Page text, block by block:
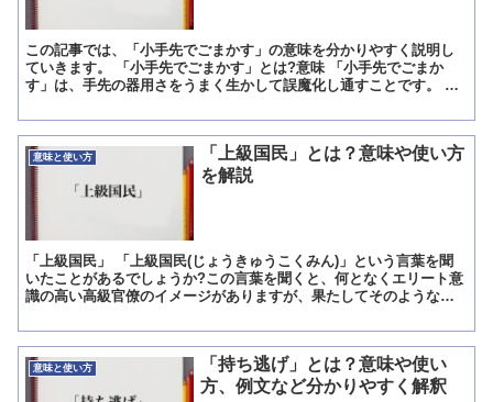
この記事では、「小手先でごまかす」の意味を分かりやすく説明し
ていきます。 「小手先でごまかす」とは?意味 「小手先でごまか
す」は、手先の器用さをうまく生かして誤魔化し通すことです。 つ
意味と使い方
「上級国民」とは？意味や使い方
を解説
「上級国民」 「上級国民(じょうきゅうこくみん)」という言葉を聞
いたことがあるでしょうか?この言葉を聞くと、何となくエリート意
識の高い高級官僚のイメージがありますが、果たしてそのような意
意味と使い方
「持ち逃げ」とは？意味や使い
方、例文など分かりやすく解釈